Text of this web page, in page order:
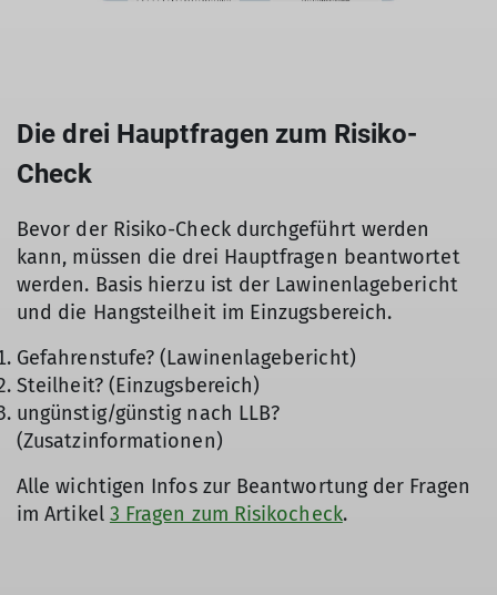
Die drei Hauptfragen zum Risiko-
Check
Bevor der Risiko-Check durchgeführt werden
kann, müssen die drei Hauptfragen beantwortet
werden. Basis hierzu ist der Lawinenlagebericht
und die Hangsteilheit im Einzugsbereich.
Gefahrenstufe? (Lawinenlagebericht)
Steilheit? (Einzugsbereich)
ungünstig/günstig nach LLB?
(Zusatzinformationen)
Alle wichtigen Infos zur Beantwortung der Fragen
im Artikel 3 Fragen zum Risikocheck.